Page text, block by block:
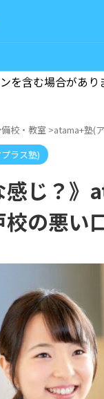
を含む場合があり
校・教室 >atama+塾(
ラス塾)
感じ？
の悪い